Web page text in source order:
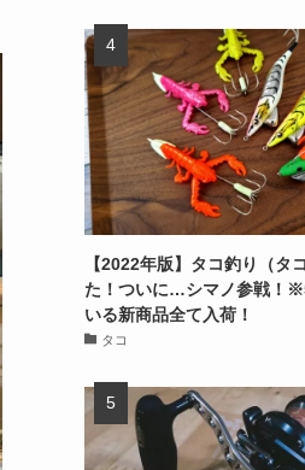
【2022年版】タコ釣り（タ
た！ついに…シマノ参戦！
いる新商品全て入荷！
タコ